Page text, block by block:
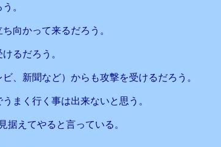
。
向かって来るだろう。
るだろう。
、新聞など）からも攻撃を受けるだろう。
まく行く事は出来ないと思う。
据えてやると言っている。